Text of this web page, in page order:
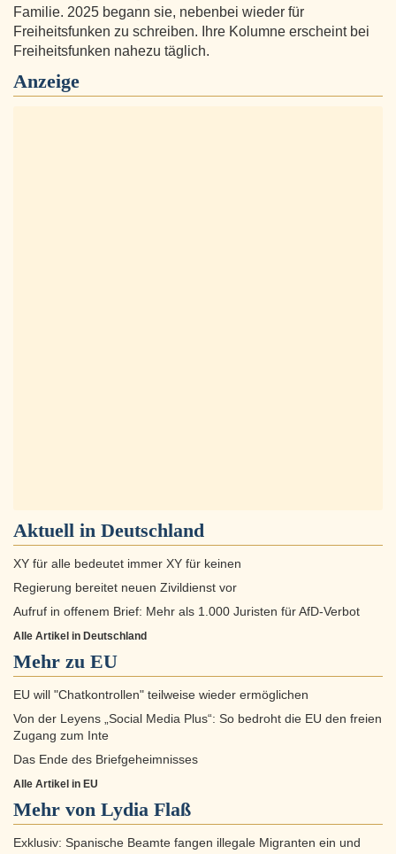
Familie. 2025 begann sie, nebenbei wieder für
Freiheitsfunken zu schreiben. Ihre Kolumne erscheint bei
Freiheitsfunken nahezu täglich.
Anzeige
Aktuell in Deutschland
XY für alle bedeutet immer XY für keinen
Regierung bereitet neuen Zivildienst vor
Aufruf in offenem Brief: Mehr als 1.000 Juristen für AfD-Verbot
Alle Artikel in Deutschland
Mehr zu EU
EU will "Chatkontrollen" teilweise wieder ermöglichen
Von der Leyens „Social Media Plus“: So bedroht die EU den freien
Zugang zum Inte
Das Ende des Briefgeheimnisses
Alle Artikel in EU
Mehr von Lydia Flaß
Exklusiv: Spanische Beamte fangen illegale Migranten ein und